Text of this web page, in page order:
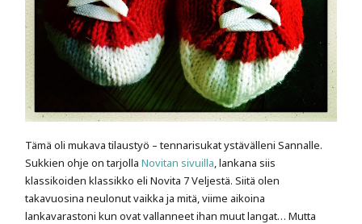
Tämä oli mukava tilaustyö – tennarisukat ystävälleni Sannalle.
Sukkien ohje on tarjollaNovitan sivuilla, lankana siis
klassikoiden klassikko eli Novita 7 Veljestä. Siitä olen
takavuosina neulonut vaikka ja mitä, viime aikoina
lankavarastoni kun ovat vallanneet ihan muut langat… Mutta